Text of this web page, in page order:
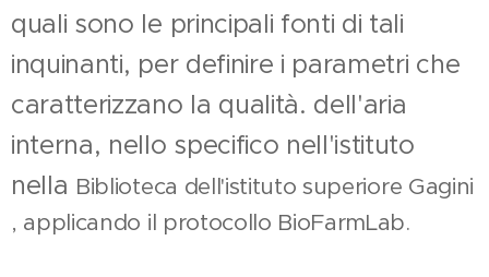
quali sono le principali fonti di tali
inquinanti, per definire i parametri che
caratterizzano la qualità. dell'aria
interna, nello specifico nell'istituto
nella Biblioteca dell'istituto superiore Gagini
, applicando il protocollo BioFarmLab.